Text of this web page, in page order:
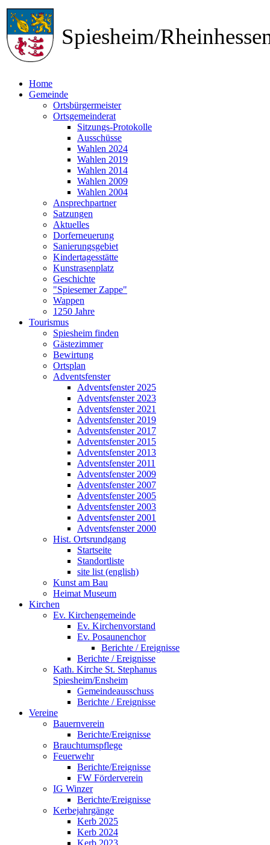
Spiesheim/
Home
Gemeinde
Ortsbürgermeister
Ortsgemeinderat
Sitzungs-Protokolle
Ausschüsse
Wahlen 2024
Wahlen 2019
Wahlen 2014
Wahlen 2009
Wahlen 2004
Ansprechpartner
Satzungen
Aktuelles
Dorferneuerung
Sanierungsgebiet
Kindertagesstätte
Kunstrasenplatz
Geschichte
"Spiesemer Zappe"
Wappen
1250 Jahre
Tourismus
Spiesheim finden
Gästezimmer
Bewirtung
Ortsplan
Adventsfenster
Adventsfenster 2025
Adventsfenster 2023
Adventsfenster 2021
Adventsfenster 2019
Adventsfenster 2017
Adventsfenster 2015
Adventsfenster 2013
Adventsfenster 2011
Adventsfenster 2009
Adventsfenster 2007
Adventsfenster 2005
Adventsfenster 2003
Adventsfenster 2001
Adventsfenster 2000
Hist. Ortsrundgang
Startseite
Standortliste
site list (english)
Kunst am Bau
Heimat Museum
Kirchen
Ev. Kirchengemeinde
Ev. Kirchenvorstand
Ev. Posaunenchor
Berichte / Ereignisse
Berichte / Ereignisse
Kath. Kirche St. Stephanus
Spiesheim/Ensheim
Gemeindeausschuss
Berichte / Ereignisse
Vereine
Bauernverein
Berichte/Ereignisse
Brauchtumspflege
Feuerwehr
Berichte/Ereignisse
FW Förderverein
IG Winzer
Berichte/Ereignisse
Kerbejahrgänge
Kerb 2025
Kerb 2024
Kerb 2023